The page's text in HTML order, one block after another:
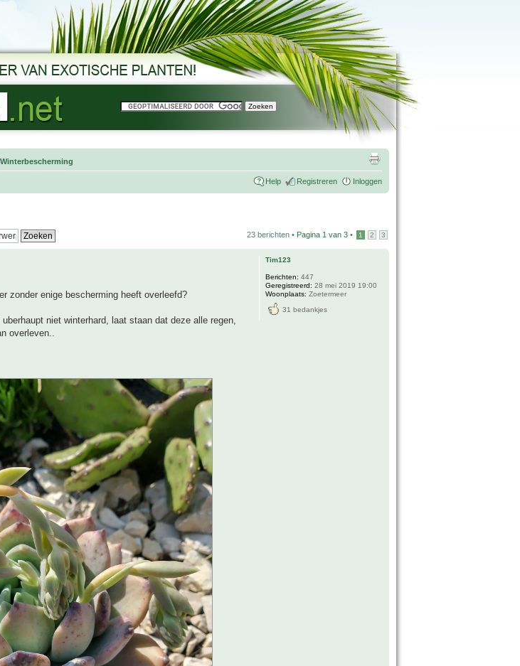
Winterbescherming
Help Registreren Inloggen
23 berichten • Pagina 1 van 3 • 1 2 3
zonder enige bescherming heeft overleefd?
niet winterhard, laat staan dat deze alle regen,
overleven..
Tim123
Berichten: 447
Geregistreerd: 28 mei 2019 19:00
Woonplaats: Zoetermeer
31 bedankjes